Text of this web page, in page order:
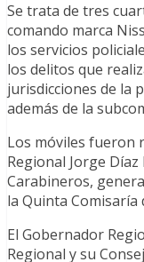
Se trata de tres
comando marca
los servicios
los delitos que
jurisdicciones de la
además de la
Los móviles fueron
Regional Jorge
Carabineros,
la Quinta Comisaría
El Gobernador
Regional y su